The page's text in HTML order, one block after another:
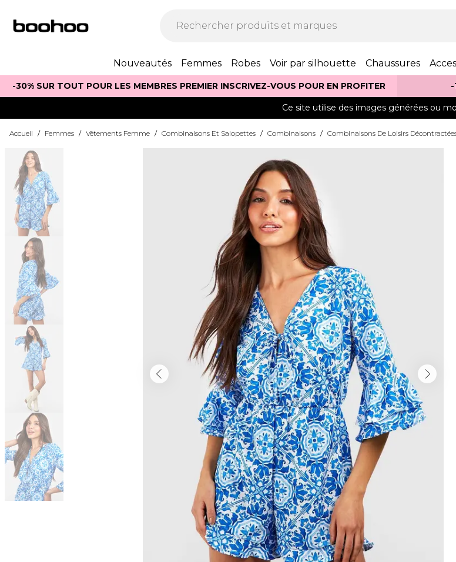
Nouveautés Femmes Robes Voir par silhouette Chaussures
-30% SUR TOUT POUR LES MEMBRES PREMIER INSCRIVEZ-VOUS POUR EN PROFITER -
Ce site utilise des images générées ou
Accueil / Femmes / Vêtements Femme / Combinaisons Et Salopettes / Combinaisons / Combinaisons De Loisirs